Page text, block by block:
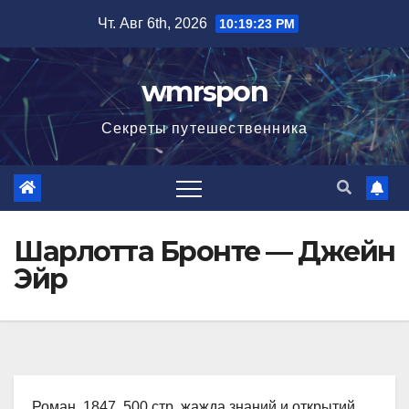
содержимому
Чт. Авг 6th, 2026 10:19:24 PM
wmrspon
Секреты путешественника
Шарлотта Бронте — Джейн
Эйр